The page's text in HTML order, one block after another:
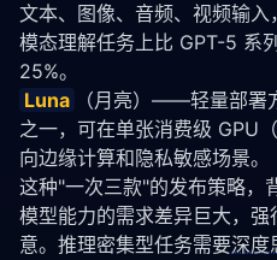
文本、图像、音频、视频输
模态理解任务上比 GPT-5 系
25%。
Luna
（月亮）——轻量部署
之一，可在单张消费级 GPU
向边缘计算和隐私敏感场景。
这种"一次三款"的发布策略，
模型能力的需求差异巨大，
意。推理密集型任务需要深度